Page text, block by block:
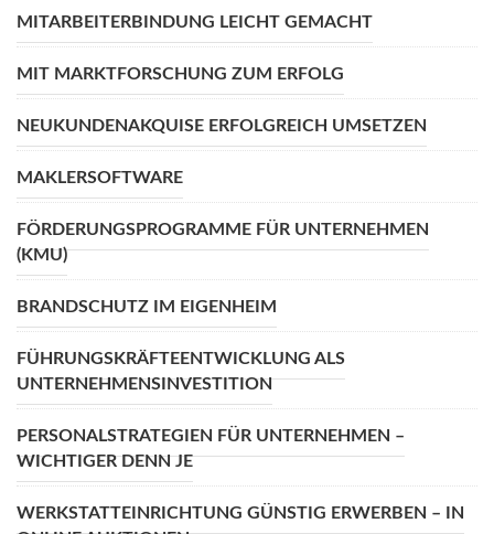
MITARBEITERBINDUNG LEICHT GEMACHT
MIT MARKTFORSCHUNG ZUM ERFOLG
NEUKUNDENAKQUISE ERFOLGREICH UMSETZEN
MAKLERSOFTWARE
FÖRDERUNGSPROGRAMME FÜR UNTERNEHMEN
(KMU)
BRANDSCHUTZ IM EIGENHEIM
FÜHRUNGSKRÄFTEENTWICKLUNG ALS
UNTERNEHMENSINVESTITION
PERSONALSTRATEGIEN FÜR UNTERNEHMEN –
WICHTIGER DENN JE
WERKSTATTEINRICHTUNG GÜNSTIG ERWERBEN – IN